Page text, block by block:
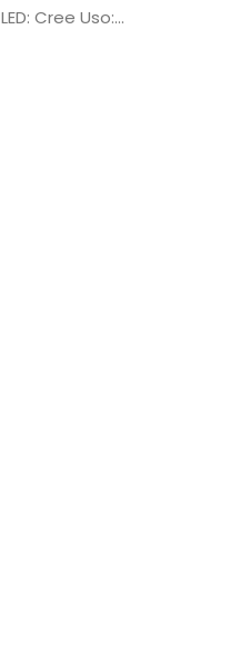
Cree Uso: